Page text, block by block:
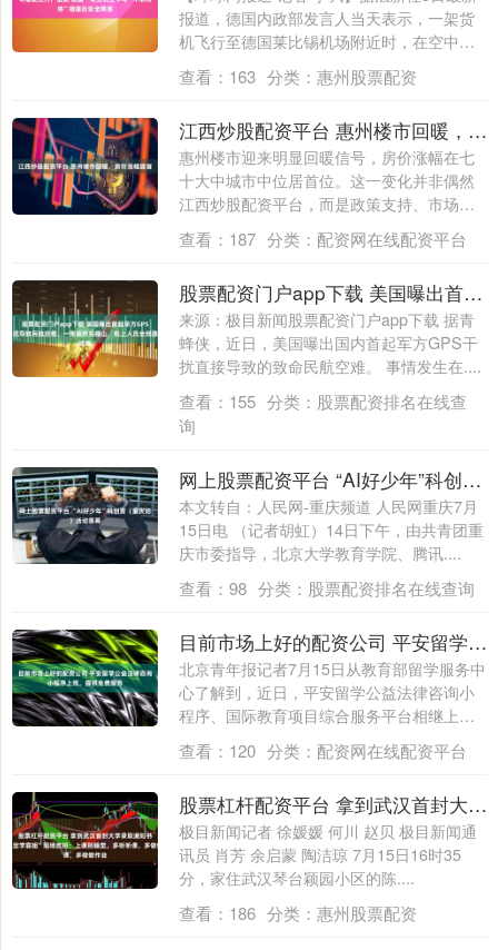
报道，德国内政部发言人当天表示，一架货
机飞行至德国莱比锡机场附近时，在空中撞
上....
查看： 163 分类： 惠州股票配资
江西炒股配资平台 惠州楼市回暖，房价涨幅居首
惠州楼市迎来明显回暖信号，房价涨幅在七
十大中城市中位居首位。这一变化并非偶然
江西炒股配资平台，而是政策支持、市场供
需调整....
查看： 187 分类： 配资网在线配资平台
股票配资门户app下载 美国曝出首起军方GPS干扰导致民航空难，一架医疗机撞山，机上人员全部遇难
来源：极目新闻股票配资门户app下载 据青
蜂侠，近日，美国曝出国内首起军方GPS干
扰直接导致的致命民航空难。 事情发生在....
查看： 155 分类： 股票配资排名在线查
询
网上股票配资平台 “AI好少年”科创营（重庆站）活动落幕
本文转自：人民网-重庆频道 人民网重庆7月
15日电 （记者胡虹）14日下午，由共青团重
庆市委指导，北京大学教育学院、腾讯....
查看： 98 分类： 股票配资排名在线查询
目前市场上好的配资公司 平安留学公益法律咨询小程序上线，提供免费服务
北京青年报记者7月15日从教育部留学服务中
心了解到，近日，平安留学公益法律咨询小
程序、国际教育项目综合服务平台相继上
线，....
查看： 120 分类： 配资网在线配资平台
股票杠杆配资平台 拿到武汉首封大学录取通知书，“淡定学霸姐”现场支招：上课别睡觉，多听听课，多做做作业
极目新闻记者 徐媛媛 何川 赵贝 极目新闻通
讯员 肖芳 余启蒙 陶洁琼 7月15日16时35
分，家住武汉琴台颖园小区的陈....
查看： 186 分类： 惠州股票配资